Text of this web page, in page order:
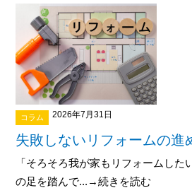
コラム 2026年7月31日
失敗しないリフォームの
「そろそろ我が家もリフォームし
の足を踏んで...→続きを読む